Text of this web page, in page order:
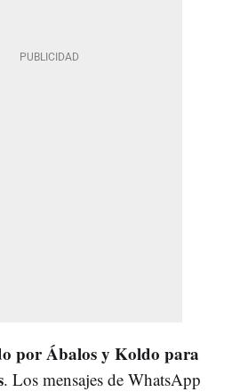
por Ábalos y Koldo para
. Los mensajes de WhatsApp